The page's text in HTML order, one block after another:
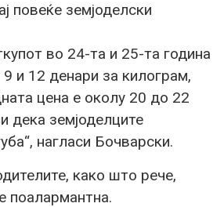
повеќе земјоделски
во 24-та и 25-та година
и 12 денари за килограм,
цена е околу 20 до 22
дека земјоделците
нагласи Бочварски.
како што рече,
поалармантна.